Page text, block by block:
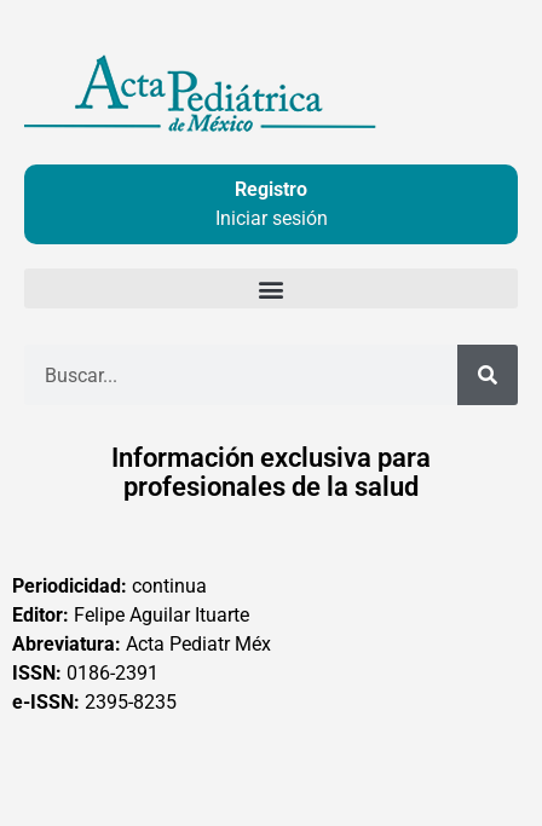
contenido
Registro
Iniciar sesión
Información exclusiva para
profesionales de la salud
Periodicidad: continua
Editor: Felipe Aguilar Ituarte
Abreviatura: Acta Pediatr Méx
ISSN: 0186-2391
e-ISSN: 2395-8235